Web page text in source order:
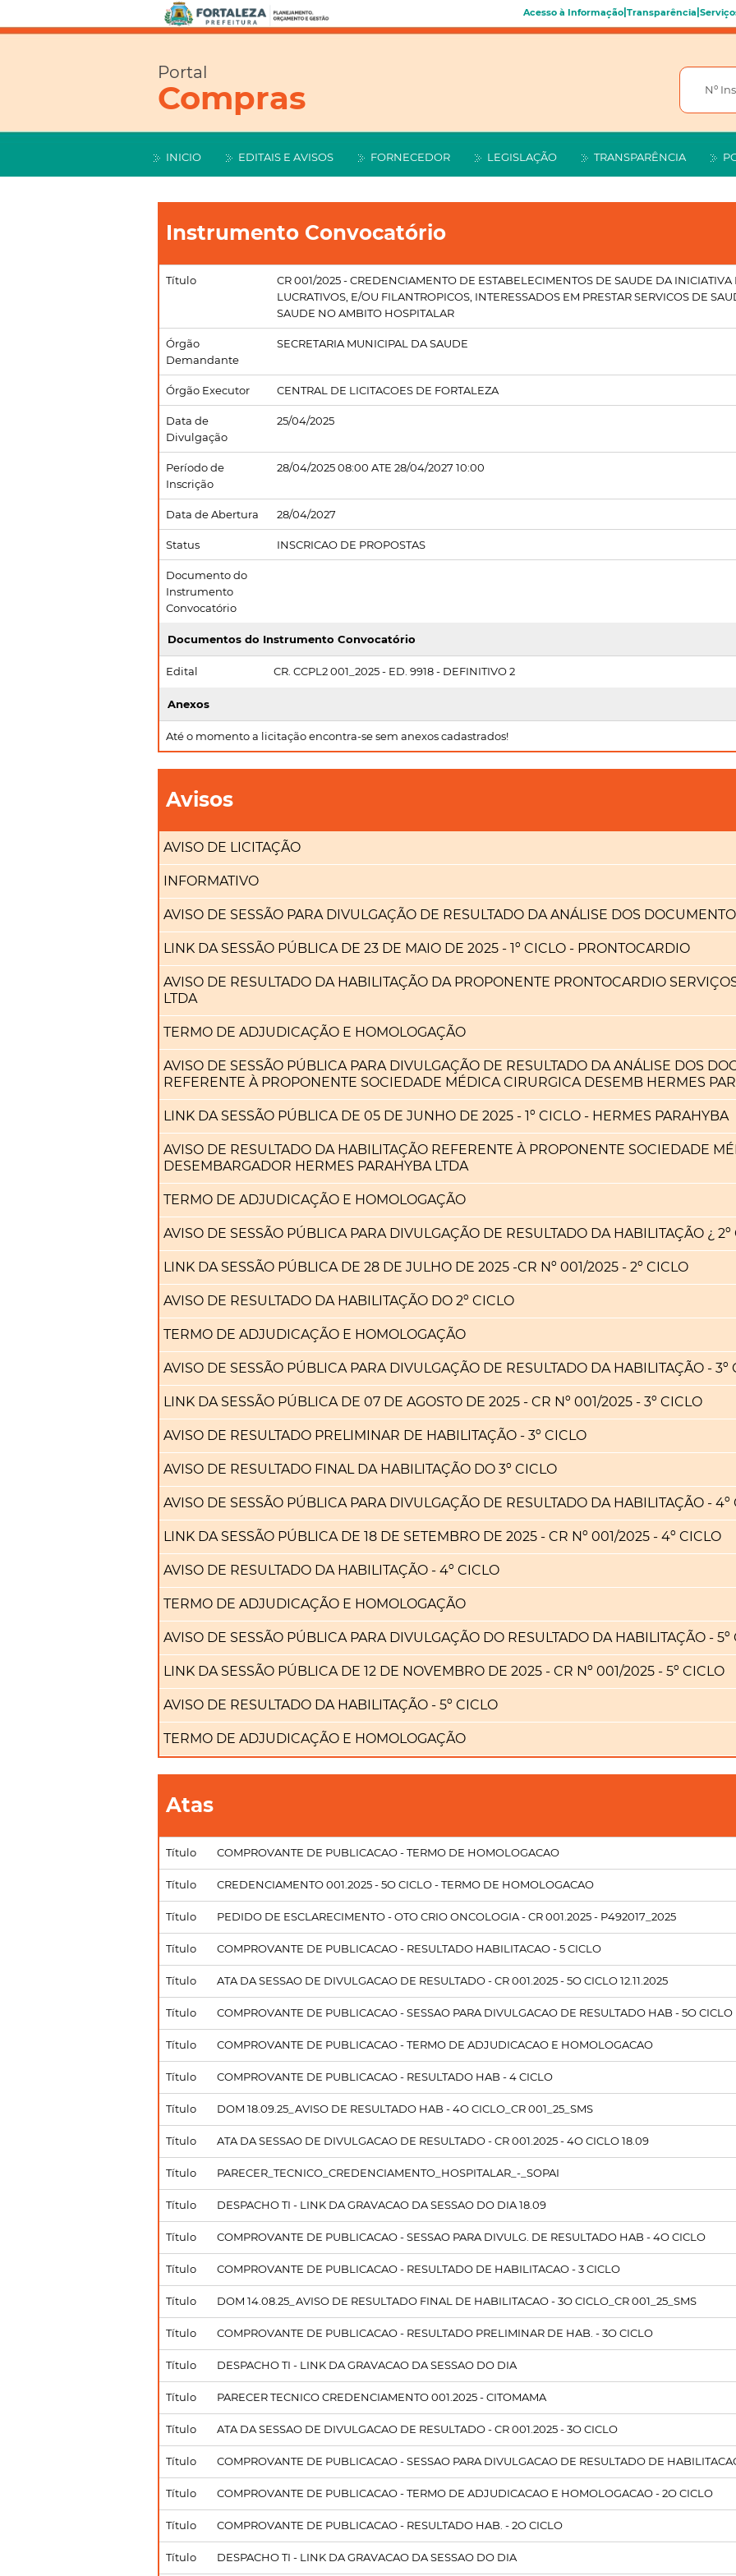
Acesso à Informação Transparência
Portal
Compras
INICIO EDITAIS E AVISOS FORNECEDOR LEGISLAÇÃO TRANSPARÊNCIA
Instrumento Convocatório
Título
CR 001/2025 - CREDENCIAMENTO DE ESTABELECIMENTOS DE SAUDE DA
LUCRATIVOS, E/OU FILANTROPICOS, INTERESSADOS EM PRESTAR SERVICOS DE
SAUDE NO AMBITO HOSPITALAR
Órgão
Demandante
SECRETARIA MUNICIPAL DA SAUDE
Órgão Executor CENTRAL DE LICITACOES DE FORTALEZA
Data de
Divulgação
25/04/2025
Período de
Inscrição
28/04/2025 08:00 ATE 28/04/2027 10:00
Data de Abertura 28/04/2027
Status INSCRICAO DE PROPOSTAS
Documento do
Instrumento
Convocatório
Documentos do Instrumento Convocatório
Edital CR. CCPL2 001_2025 - ED. 9918 - DEFINITIVO 2
Anexos
Até o momento a licitação encontra-se sem anexos cadastrados!
Avisos
AVISO DE LICITAÇÃO
INFORMATIVO
AVISO DE SESSÃO PARA DIVULGAÇÃO DE RESULTADO DA ANÁLISE DOS
LINK DA SESSÃO PÚBLICA DE 23 DE MAIO DE 2025 - 1º CICLO - PRONTOCARDIO
AVISO DE RESULTADO DA HABILITAÇÃO DA PROPONENTE PRONTOCARDIO
LTDA
TERMO DE ADJUDICAÇÃO E HOMOLOGAÇÃO
AVISO DE SESSÃO PÚBLICA PARA DIVULGAÇÃO DE RESULTADO DA ANÁLISE DOS
REFERENTE À PROPONENTE SOCIEDADE MÉDICA CIRURGICA DESEMB HERMES
LINK DA SESSÃO PÚBLICA DE 05 DE JUNHO DE 2025 - 1º CICLO - HERMES PARAHYBA
AVISO DE RESULTADO DA HABILITAÇÃO REFERENTE À PROPONENTE SOCIEDADE
DESEMBARGADOR HERMES PARAHYBA LTDA
TERMO DE ADJUDICAÇÃO E HOMOLOGAÇÃO
AVISO DE SESSÃO PÚBLICA PARA DIVULGAÇÃO DE RESULTADO DA HABILITAÇÃO ¿ 2º
LINK DA SESSÃO PÚBLICA DE 28 DE JULHO DE 2025 -CR Nº 001/2025 - 2º CICLO
AVISO DE RESULTADO DA HABILITAÇÃO DO 2º CICLO
TERMO DE ADJUDICAÇÃO E HOMOLOGAÇÃO
AVISO DE SESSÃO PÚBLICA PARA DIVULGAÇÃO DE RESULTADO DA HABILITAÇÃO - 3º
LINK DA SESSÃO PÚBLICA DE 07 DE AGOSTO DE 2025 - CR Nº 001/2025 - 3º CICLO
AVISO DE RESULTADO PRELIMINAR DE HABILITAÇÃO - 3º CICLO
AVISO DE RESULTADO FINAL DA HABILITAÇÃO DO 3º CICLO
AVISO DE SESSÃO PÚBLICA PARA DIVULGAÇÃO DE RESULTADO DA HABILITAÇÃO - 4º
LINK DA SESSÃO PÚBLICA DE 18 DE SETEMBRO DE 2025 - CR Nº 001/2025 - 4º CICLO
AVISO DE RESULTADO DA HABILITAÇÃO - 4º CICLO
TERMO DE ADJUDICAÇÃO E HOMOLOGAÇÃO
AVISO DE SESSÃO PÚBLICA PARA DIVULGAÇÃO DO RESULTADO DA HABILITAÇÃO - 5º
LINK DA SESSÃO PÚBLICA DE 12 DE NOVEMBRO DE 2025 - CR Nº 001/2025 - 5º CICLO
AVISO DE RESULTADO DA HABILITAÇÃO - 5º CICLO
TERMO DE ADJUDICAÇÃO E HOMOLOGAÇÃO
Atas
Título COMPROVANTE DE PUBLICACAO - TERMO DE HOMOLOGACAO
Título CREDENCIAMENTO 001.2025 - 5O CICLO - TERMO DE HOMOLOGACAO
Título PEDIDO DE ESCLARECIMENTO - OTO CRIO ONCOLOGIA - CR 001.2025 - P492017_2025
Título COMPROVANTE DE PUBLICACAO - RESULTADO HABILITACAO - 5 CICLO
Título ATA DA SESSAO DE DIVULGACAO DE RESULTADO - CR 001.2025 - 5O CICLO 12.11.2025
Título COMPROVANTE DE PUBLICACAO - SESSAO PARA DIVULGACAO DE RESULTADO HAB - 5O CICLO
Título COMPROVANTE DE PUBLICACAO - TERMO DE ADJUDICACAO E HOMOLOGACAO
Título COMPROVANTE DE PUBLICACAO - RESULTADO HAB - 4 CICLO
Título DOM 18.09.25_AVISO DE RESULTADO HAB - 4O CICLO_CR 001_25_SMS
Título ATA DA SESSAO DE DIVULGACAO DE RESULTADO - CR 001.2025 - 4O CICLO 18.09
Título PARECER_TECNICO_CREDENCIAMENTO_HOSPITALAR_-_SOPAI
Título DESPACHO TI - LINK DA GRAVACAO DA SESSAO DO DIA 18.09
Título COMPROVANTE DE PUBLICACAO - SESSAO PARA DIVULG. DE RESULTADO HAB - 4O CICLO
Título COMPROVANTE DE PUBLICACAO - RESULTADO DE HABILITACAO - 3 CICLO
Título DOM 14.08.25_AVISO DE RESULTADO FINAL DE HABILITACAO - 3O CICLO_CR 001_25_SMS
Título COMPROVANTE DE PUBLICACAO - RESULTADO PRELIMINAR DE HAB. - 3O CICLO
Título DESPACHO TI - LINK DA GRAVACAO DA SESSAO DO DIA
Título PARECER TECNICO CREDENCIAMENTO 001.2025 - CITOMAMA
Título ATA DA SESSAO DE DIVULGACAO DE RESULTADO - CR 001.2025 - 3O CICLO
Título COMPROVANTE DE PUBLICACAO - SESSAO PARA DIVULGACAO DE RESULTADO DE
Título COMPROVANTE DE PUBLICACAO - TERMO DE ADJUDICACAO E HOMOLOGACAO - 2O CICLO
Título COMPROVANTE DE PUBLICACAO - RESULTADO HAB. - 2O CICLO
Título DESPACHO TI - LINK DA GRAVACAO DA SESSAO DO DIA